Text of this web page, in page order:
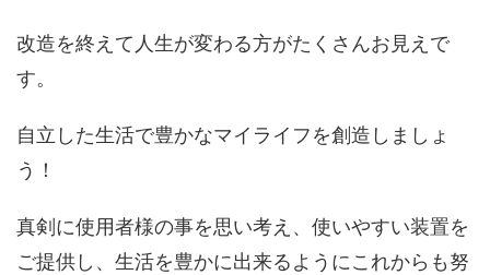
改造を終えて人生が変わる方がたくさんお見えで
す。
自立した生活で豊かなマイライフを創造しましょ
う！
真剣に使用者様の事を思い考え、使いやすい装置を
ご提供し、生活を豊かに出来るようにこれからも努